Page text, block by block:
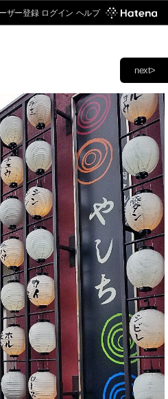
ザー登録 ログイン ヘルプ
next>